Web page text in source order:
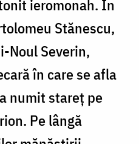
ieromonah. În
Stănescu,
Noul Severin,
în care se afla
numit stareț pe
Pe lângă